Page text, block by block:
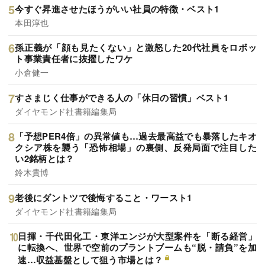
今すぐ昇進させたほうがいい社員の特徴・ベスト1
本田淳也
孫正義が「顔も見たくない」と激怒した20代社員をロボッ
ト事業責任者に抜擢したワケ
小倉健一
すさまじく仕事ができる人の「休日の習慣」ベスト1
ダイヤモンド社書籍編集局
「予想PER4倍」の異常値も…過去最高益でも暴落したキオ
クシア株を襲う「恐怖相場」の裏側、反発局面で注目した
い2銘柄とは？
鈴木貴博
老後にダントツで後悔すること・ワースト1
ダイヤモンド社書籍編集局
日揮・千代田化工・東洋エンジが大型案件を「断る経営」
に転換へ、世界で空前のプラントブームも“脱・請負”を加
速…収益基盤として狙う市場とは？